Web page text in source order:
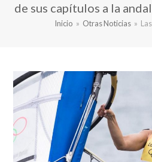
de sus capítulos a la
Inicio » Otras Noticias »